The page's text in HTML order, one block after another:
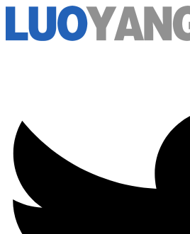
ン
ス
キ
ッ
プ